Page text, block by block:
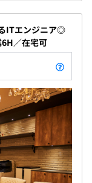
評価制度
案件ごとの発注
です。
する公平な評価
組みを整えてい
ITエンジニア◎
／在宅可